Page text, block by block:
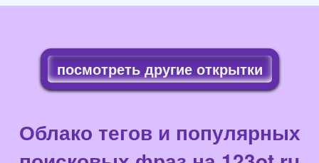
посмотреть другие открытки
Облако тегов и популярных